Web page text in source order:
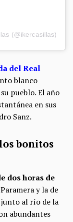
(@ikercasillas)
del Real
blanco
pueblo. El año
en sus
Sanz.
bonitos
dos horas de
y la de
junto al río de la
abundantes